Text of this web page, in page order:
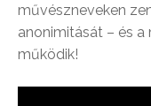
művészneveken
anonimitását – és
működik!